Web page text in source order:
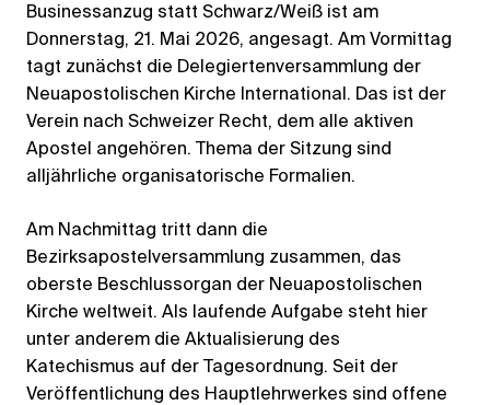
Businessanzug statt Schwarz/Weiß ist am
Donnerstag, 21. Mai 2026, angesagt. Am Vormittag
tagt zunächst die Delegiertenversammlung der
Neuapostolischen Kirche International. Das ist der
Verein nach Schweizer Recht, dem alle aktiven
Apostel angehören. Thema der Sitzung sind
alljährliche organisatorische Formalien.
Am Nachmittag tritt dann die
Bezirksapostelversammlung zusammen, das
oberste Beschlussorgan der Neuapostolischen
Kirche weltweit. Als laufende Aufgabe steht hier
unter anderem die Aktualisierung des
Katechismus auf der Tagesordnung. Seit der
Veröffentlichung des Hauptlehrwerkes sind offene